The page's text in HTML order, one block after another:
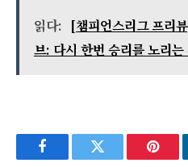
읽다: [챔피언스리그 프리
브: 다시 한번 승리를 노리는
FacebookTwitter